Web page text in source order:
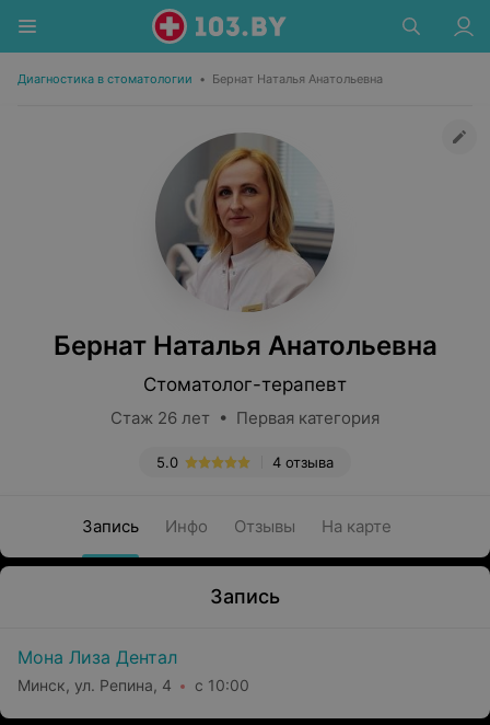
Диагностика в стоматологии • Бернат Наталья Анатольевна
Бернат Наталья Анатольевна
Стоматолог-терапевт
Стаж 26 лет • Первая категория
4 отзыва
5.0
Запись Инфо Отзывы На карте
Запись
Мона Лиза Дентал
Минск, ул. Репина, 4 с 10:00